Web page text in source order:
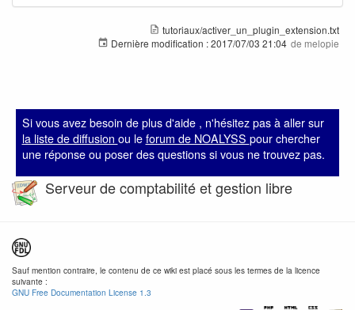
tutoriaux/activer_un_plugin_extension.txt
Dernière modification :2017/07/03 21:04 de melopie
Si vous avez besoin de plus d'aide , n'hésitez pas à aller sur
la liste de diffusion ou le forum de NOALYSS pour chercher
une réponse ou poser des questions si vous ne trouvez pas.
Serveur de comptabilité et gestion libre
Sauf mention contraire, le contenu de ce wiki est placé sous les termes de la licence
suivante :
GNU Free Documentation License 1.3